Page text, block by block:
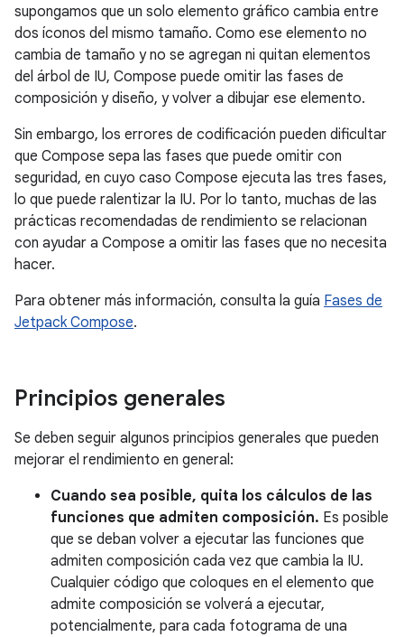
supongamos que un solo elemento gráfico cambia entre
dos íconos del mismo tamaño. Como ese elemento no
cambia de tamaño y no se agregan ni quitan elementos
del árbol de IU, Compose puede omitir las fases de
composición y diseño, y volver a dibujar ese elemento.
Sin embargo, los errores de codificación pueden dificultar
que Compose sepa las fases que puede omitir con
seguridad, en cuyo caso Compose ejecuta las tres fases,
lo que puede ralentizar la IU. Por lo tanto, muchas de las
prácticas recomendadas de rendimiento se relacionan
con ayudar a Compose a omitir las fases que no necesita
hacer.
Para obtener más información, consulta la guía Fases de
Jetpack Compose.
Principios generales
Se deben seguir algunos principios generales que pueden
mejorar el rendimiento en general:
Cuando sea posible, quita los cálculos de las
funciones que admiten composición. Es posible
que se deban volver a ejecutar las funciones que
admiten composición cada vez que cambia la IU.
Cualquier código que coloques en el elemento que
admite composición se volverá a ejecutar,
potencialmente, para cada fotograma de una